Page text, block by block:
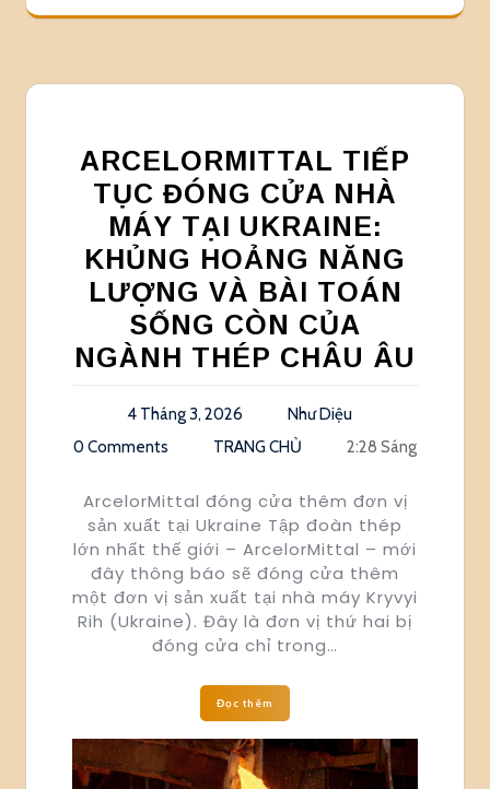
ARCELORMITTAL TIẾP
TỤC ĐÓNG CỬA NHÀ
MÁY TẠI UKRAINE:
KHỦNG HOẢNG NĂNG
LƯỢNG VÀ BÀI TOÁN
SỐNG CÒN CỦA
NGÀNH THÉP CHÂU ÂU
4 Tháng 3, 2026
Như Diệu
0 Comments
TRANG CHỦ 2:28 Sáng
ArcelorMittal đóng cửa thêm đơn vị
sản xuất tại Ukraine Tập đoàn thép
lớn nhất thế giới – ArcelorMittal – mới
đây thông báo sẽ đóng cửa thêm
một đơn vị sản xuất tại nhà máy Kryvyi
Rih (Ukraine). Đây là đơn vị thứ hai bị
đóng cửa chỉ trong…
Đọc thêm